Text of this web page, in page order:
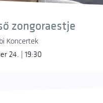
zongoraestje
Koncertek
24. | 19:30